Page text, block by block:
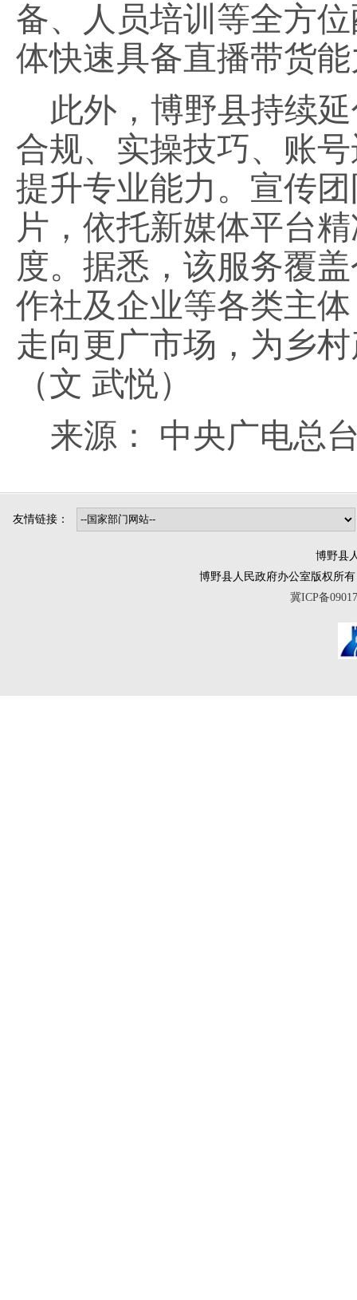
备、人员培训等全方
体快速具备直播带货
此外，博野县持续
合规、实操技巧、账
提升专业能力。宣传
片，依托新媒体平台
度。据悉，该服务覆
作社及企业等各类主
走向更广市场，为乡
（文 武悦）
来源：
中央广电总
友情链接：
博野县
博野县人民政府办公室版权所有
冀ICP备